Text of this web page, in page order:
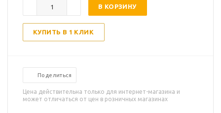
В КОРЗИНУ
КУПИТЬ В 1 КЛИК
Поделиться
Цена действительна только для интернет-магазина и
может отличаться от цен в розничных магазинах